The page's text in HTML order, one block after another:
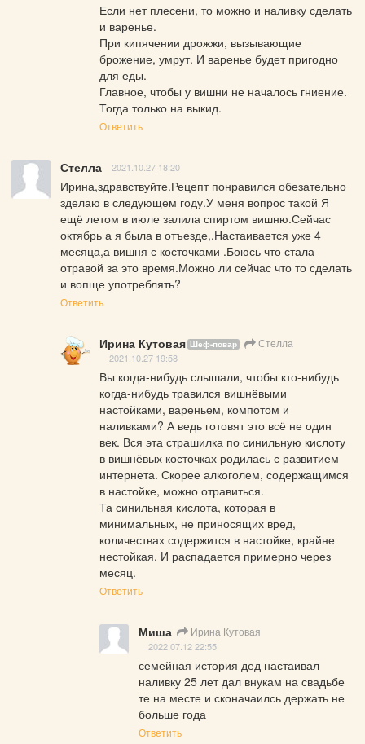
Если нет плесени, то можно и наливку сделать
и варенье.
При кипячении дрожжи, вызывающие
брожение, умрут. И варенье будет пригодно
для еды.
Главное, чтобы у вишни не началось гниение.
Тогда только на выкид.
Ответить
Стелла 2021.10.27 18:20
Ирина,здравствуйте.Рецепт понравился обезательно
зделаю в следующем году.У меня вопрос такой Я
ещё летом в июле залила спиртом вишню.Сейчас
октябрь а я была в отъезде,.Настаивается уже 4
месяца,а вишня с косточками .Боюсь что стала
отравой за это время.Можно ли сейчас что то сделать
и вопще употреблять?
Ответить
Ирина Кутовая Шеф-повар Стелла
2021.10.27 19:58
Вы когда-нибудь слышали, чтобы кто-нибудь
когда-нибудь травился вишнёвыми
настойками, вареньем, компотом и
наливками? А ведь готовят это всё не один
век. Вся эта страшилка по синильную кислоту
в вишнёвых косточках родилась с развитием
интернета. Скорее алкоголем, содержащимся
в настойке, можно отравиться.
Та синильная кислота, которая в
минимальных, не приносящих вред,
количествах содержится в настойке, крайне
нестойкая. И распадается примерно через
месяц.
Ответить
Миша Ирина Кутовая
2022.07.12 22:55
семейная история дед настаивал
наливку 25 лет дал внукам на свадьбе
те на месте и сконачаилсь держать не
больше года
Ответить